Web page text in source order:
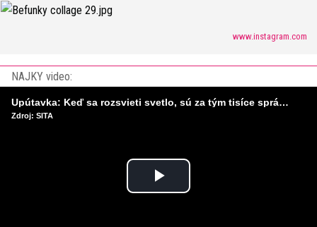
www.instagram.com
NAJKY video:
Play
Upútavka: Keď sa rozsvieti svetlo, sú za tým tisíce správnych rozhodnutí. Ako vzniká infraštruktúra, ktorú nevnímame?
Zdroj: SITA